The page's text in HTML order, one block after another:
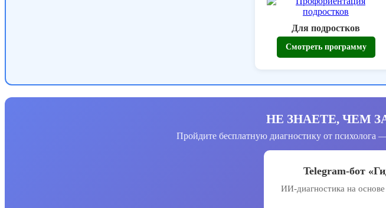
Для подростков
Смотреть программу
НЕ ЗНАЕТЕ, ЧЕМ
Пройдите бесплатную диагностику от психолога
Telegram-бот
ИИ-диагностика на